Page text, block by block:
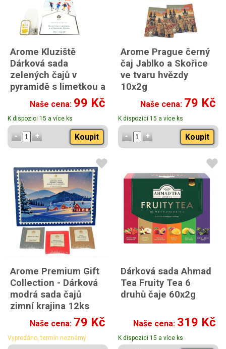
Arome Kluziště
Dárková sada
zelených čajů v
pyramidě s limetkou a
citrónovou trávou
20x2g
Naše cena: 99 Kč
K dispozici 15 a více ks
Koupit
Arome Prague černý
čaj Jablko a Skořice
ve tvaru hvězdy
10x2g
Naše cena: 79 Kč
K dispozici 15 a více ks
Koupit
Arome Premium Gift
Collection - Dárková
modrá sada čajů
zimní krajina 12ks
SLEVA
Naše cena: 79 Kč
Vyprodáno, termín neznámý
Dárková sada Ahmad
Tea Fruity Tea 6
druhů čaje 60x2g
Naše cena: 319 Kč
K dispozici 15 a více ks